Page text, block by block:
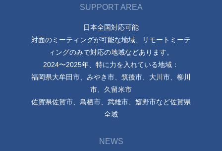
SUPPORT AREA
日本全国対応可能
対面のミーティングが可能な地域、リモートミーテ
ィングのみで対応の地域などあります。
2024〜2025年、特に力を入れている地域：
福岡県大牟田市、みやき市、筑後市、大川市、柳川
市、久留米市
佐賀県佐賀市、鳥栖市、武雄市、嬉野市など佐賀県
全域
NEWS